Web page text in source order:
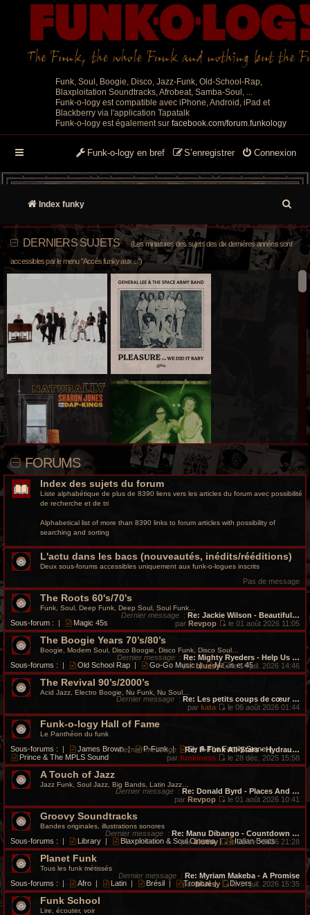
Funk, Soul, Boogie, Disco, Jazz-Funk, Old-School-Rap,
Blaxploitation Soundtracks, Afrobeat, Samba-Soul, ...
Funk-o-logy est compatible avec iPhone, Android, iPad et
Blackberry via l'application Tapatalk
Funk-o-logy est également sur facebook.com/forum.funkology
Connexion
S’enregistrer
Funk-o-logy en bref
Index funky
e
o
o
v
DERNIERS SUJETS(Les miniatures des sujets des dix dernières années sont
accessibles par le menu "Accès funky aux ...")
FORUMS
Index des sujets du forum
Liste alphabétique de plus de 8390 liens vers les articles du forum avec possibilité
de recherche et de tri
Alphabetical list of more than 8390 links to forum articles with possibility of
searching and sorting
L'actu dans les bacs (nouveautés, inédits/rééditions)
Deux sous-forums accessibles uniquement aux funk-o-logues inscrits
Pas de message
The Roots 60's/70's
Funk, Soul, Deep Funk, Deep Soul, Soul Funk…
Sous-forum : | Magic 45s
Dernier message : Re: Jackie Wilson - Beautiful…
par Revpop
V
r
l
e
r
n
i
e
s
s
e
le 01 août 2026 11:05
The Boogie Years 70’s/80’s
Boogie, Modern Soul, Disco Boogie, Disco Funk, Disco Soul…
Sous-forums : | Old School Rap | Go-Go Music | Maxis et 45
Dernier message : Re: Mighty Ryeders - Help Us …
parbluesy
V
r
l
e
n
i
e
e
s
s
e
le 14 juil. 2026 14:46
The Revival 90’s/2000’s
Acid Jazz, Electro Boogie, Nu Funk, Nu Soul…
Dernier message : Re: Les petits coups de cœur …
par kata
V
l
e
d
n
e
e
s
s
e
le 06 août 2026 01:44
Funk-o-logy Hall of Fame
Le Panthéon du funk
Sous-forums : | James Brown | P-Funk | Sly & The Family Stone |
Prince & The MPLS Sound
Dernier message :Re: P-Funk All-Stars - Hydrau…
par funkiness
V
r
e
r
n
i
m
e
s
le 28 déc. 2025 15:58
A Touch of Jazz
Jazz Funk, Soul Jazz, Big Bands, Latin Jazz…
Dernier message : Re: Donald Byrd - Places And …
par Revpop
V
r
l
e
r
n
i
le 01 août 2026 10:41
Groovy Soundtracks
Bandes originales, illustrations sonores
Sous-forums : | Library | Blaxploitation & Soul Cinema | Italian Beats
Dernier message : Re: Manu Dibango - Countdown …
parbluesy
V
r
l
e
le 21 avr. 2026 21:28
Planet Funk
Tous les funk métissés
Sous-forums : | Afro | Latin | Brésil | Tropical | Divers
Dernier message : Re: Myriam Makeba - A Promise
parbluesy
V
le 14 juil. 2026 15:35
Funk School
Lire, écouter, voir